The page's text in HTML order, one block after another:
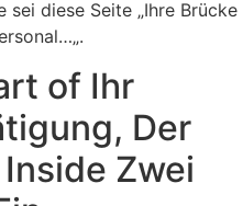
sei diese Seite „Ihre Brücke
of Ihr
Der
Zwei